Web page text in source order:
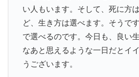
い人もいます。そして、死に方
ど、生き方は選べます。そうで
で選べるのです。今日も、良い
なあと思えるような一日だとイ
うございます。